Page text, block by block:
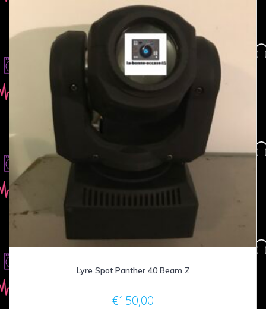
Lyre Spot Panther 40 Beam Z
€150,00